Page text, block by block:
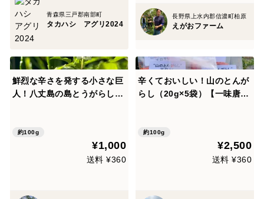
青森県三戸郡南部町
タカハシ アグリ2024
長野県上水内郡信濃町柏原
えがおファーム
鮮烈な辛さを発する小さな巨
人！八丈島の島とうがらし！
約100g
¥1,000
送料 ¥360
辛くておいしい！山のとんが
らし（20g×5袋）【一味唐辛
約100g
¥2,500
送料 ¥360